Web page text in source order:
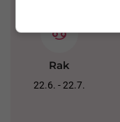
Rak
22.6. - 22.7.